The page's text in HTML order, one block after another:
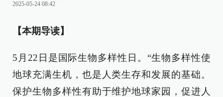
2025-05-24 08:42
【本期导读】
5月22日是国际生物多样性日。“生物多样性使
地球充满生机，也是人类生存和发展的基础。
保护生物多样性有助于维护地球家园，促进人